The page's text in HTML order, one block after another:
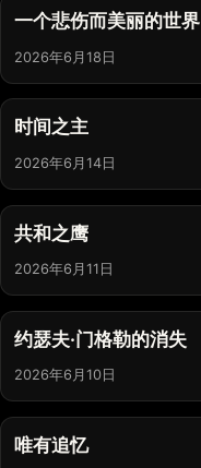
一个悲伤而美丽的世界
2026年6月18日
时间之主
2026年6月14日
共和之鹰
2026年6月11日
约瑟夫·门格勒的消失
2026年6月10日
唯有追忆